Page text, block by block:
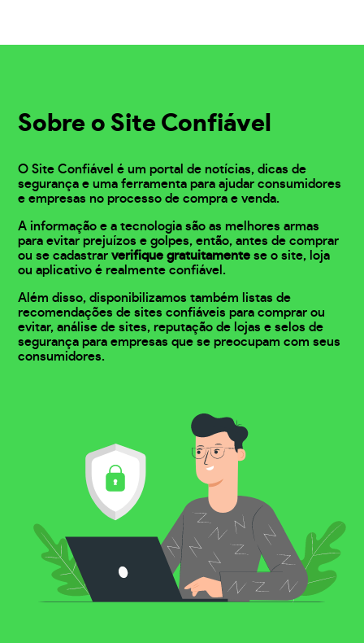
Sobre o Site Confiável
O Site Confiável é um portal de notícias, dicas de
segurança e uma ferramenta para ajudar consumidores
e empresas no processo de compra e venda.
A informação e a tecnologia são as melhores armas
para evitar prejuízos e golpes, então, antes de comprar
ou se cadastrarverifique gratuitamente se o site, loja
ou aplicativo é realmente confiável.
Além disso, disponibilizamos também listas de
recomendações de sites confiáveis para comprar ou
evitar, análise de sites, reputação de lojas e selos de
segurança para empresas que se preocupam com seus
consumidores.